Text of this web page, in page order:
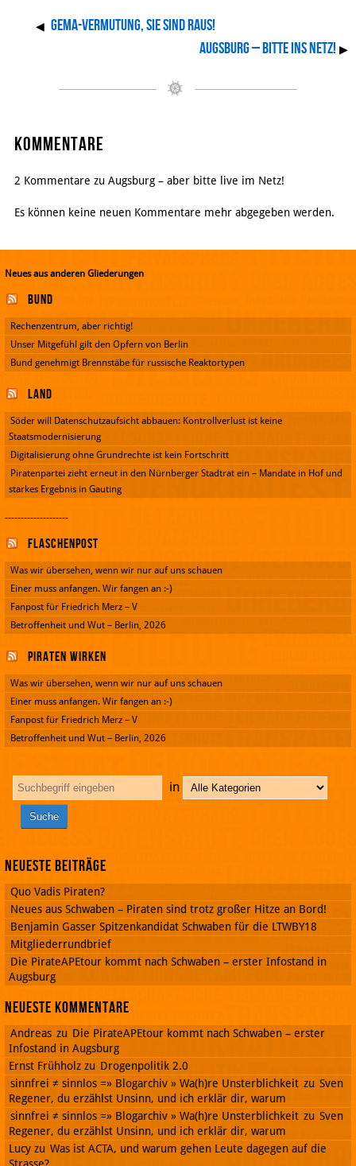
◀ GEMA-Vermutung, sie sind raus!
Augsburg – Bitte ins Netz! ▶
Kommentare
2 Kommentare zu Augsburg – aber bitte live im Netz!
Es können keine neuen Kommentare mehr abgegeben werden.
Neues aus anderen Gliederungen
Bund
Rechenzentrum, aber richtig!
Unser Mitgefühl gilt den Opfern von Berlin
Bund genehmigt Brennstäbe für russische Reaktortypen
Land
Söder will Datenschutzaufsicht abbauen: Kontrollverlust ist keine
Staatsmodernisierung
Digitalisierung ohne Grundrechte ist kein Fortschritt
Piratenpartei zieht erneut in den Nürnberger Stadtrat ein – Mandate in Hof und
starkes Ergebnis in Gauting
--------------------
Flaschenpost
Was wir übersehen, wenn wir nur auf uns schauen
Einer muss anfangen. Wir fangen an :-)
Fanpost für Friedrich Merz – V
Betroffenheit und Wut – Berlin, 2026
Piraten wirken
Was wir übersehen, wenn wir nur auf uns schauen
Einer muss anfangen. Wir fangen an :-)
Fanpost für Friedrich Merz – V
Betroffenheit und Wut – Berlin, 2026
in
Neueste Beiträge
Quo Vadis Piraten?
Neues aus Schwaben – Piraten sind trotz großer Hitze an Bord!
Benjamin Gasser Spitzenkandidat Schwaben für die LTWBY18
Mitgliederrundbrief
Die PirateAPEtour kommt nach Schwaben – erster Infostand in
Augsburg
Neueste Kommentare
Andreas zu Die PirateAPEtour kommt nach Schwaben – erster
Infostand in Augsburg
Ernst Frühholz zu Drogenpolitik 2.0
sinnfrei ≠ sinnlos =» Blogarchiv » Wa(h)re Unsterblichkeit zu Sven
Regener, du erzählst Unsinn, und ich erklär dir, warum
sinnfrei ≠ sinnlos =» Blogarchiv » Wa(h)re Unsterblichkeit zu Sven
Regener, du erzählst Unsinn, und ich erklär dir, warum
Lucy zu Was ist ACTA, und warum gehen Leute dagegen auf die
Strasse?